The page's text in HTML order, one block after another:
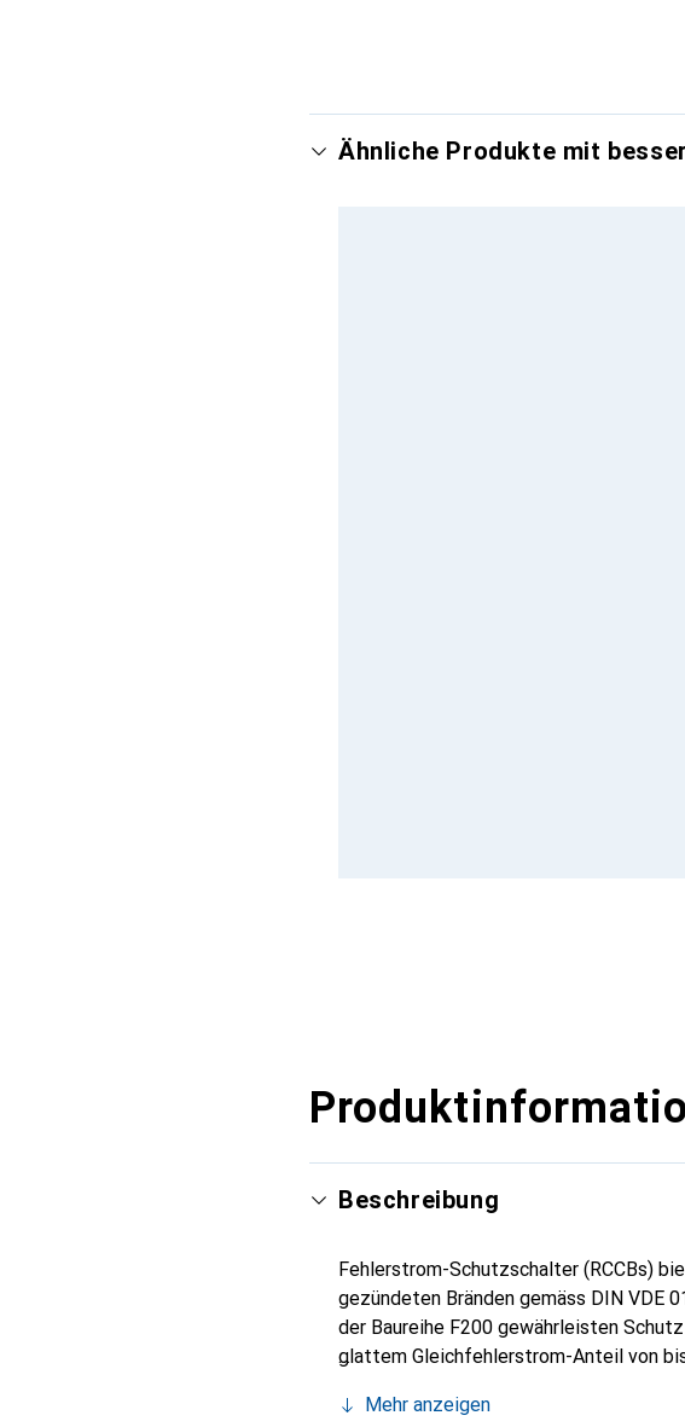
Ähnliche Produkte mit
Beschreibung
Fehlerstrom-Schutzschalter (RCCBs)
gezündeten Bränden gemäss DIN VDE
der Baureihe F200 gewährleisten
glattem Gleichfehlerstrom-Anteil von
erfüllen die Produktnormen IEC/EN
Mehr anzeigen